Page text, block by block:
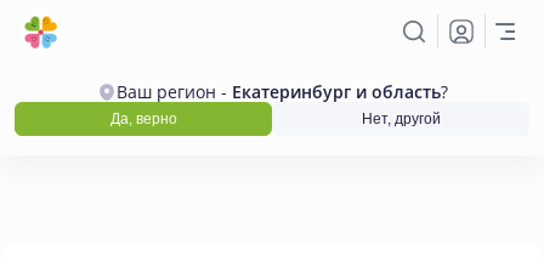
Ваш регион - Екатеринбург и область?
Да, верно Нет, другой